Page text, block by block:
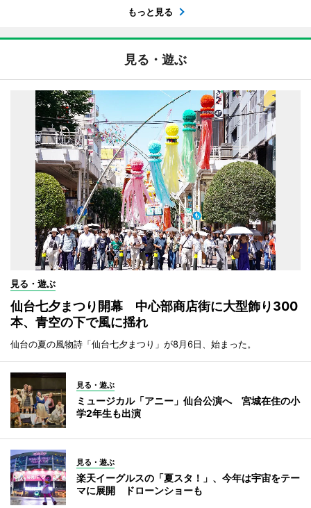
もっと見る
見る・遊ぶ
見る・遊ぶ
仙台七夕まつり開幕 中心部商店街に大型飾り300
本、青空の下で風に揺れ
仙台の夏の風物詩「仙台七夕まつり」が8月6日、始まった。
見る・遊ぶ
ミュージカル「アニー」仙台公演へ 宮城在住の小
学2年生も出演
見る・遊ぶ
楽天イーグルスの「夏スタ！」、今年は宇宙をテー
マに展開 ドローンショーも